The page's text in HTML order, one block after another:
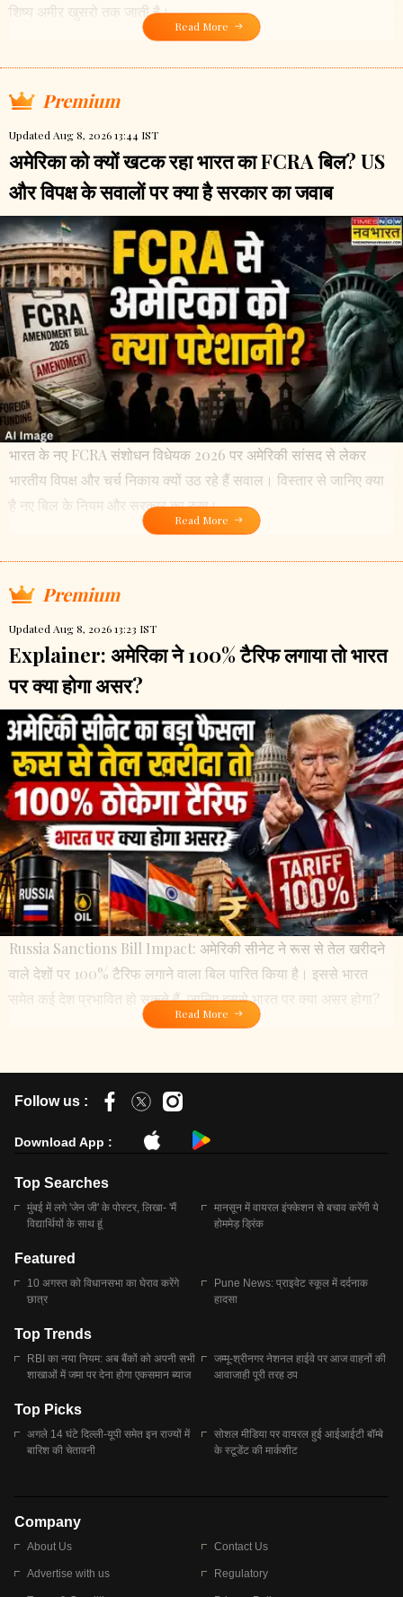
शिष्य अमीर खुसरो तक जाती है।
Read More
Premium
Updated Aug 8, 2026 13:44 IST
अमेरिका को क्यों खटक रहा भारत का FCRA बिल? US
और विपक्ष के सवालों पर क्या है सरकार का जवाब
भारत के नए FCRA संशोधन विधेयक 2026 पर अमेरिकी सांसद से लेकर
भारतीय विपक्ष और चर्च निकाय क्यों उठ रहे हैं सवाल। विस्तार से जानिए क्या
है नए बिल के नियम और सरकार का रुख।
Read More
Premium
Updated Aug 8, 2026 13:23 IST
Explainer: अमेरिका ने 100% टैरिफ लगाया तो भारत
पर क्या होगा असर?
Russia Sanctions Bill Impact: अमेरिकी सीनेट ने रूस से तेल खरीदने
वाले देशों पर 100% टैरिफ लगाने वाला बिल पारित किया है। इससे भारत
समेत कई देश प्रभावित हो सकते हैं, जानिए इससे भारत पर क्या असर होगा?
Read More
Follow us :
Download App :
Top Searches
मुंबई में लगे 'जेन जी' के पोस्टर, लिखा- 'मैं
विद्यार्थियों के साथ हूं
मानसून में वायरल इंफ्केशन से बचाव करेंगी ये
होममेड़ ड्रिंक
Featured
10 अगस्त को विधानसभा का घेराव करेंगे
छात्र
Pune News: प्राइवेट स्कूल में दर्दनाक
हादसा
Top Trends
RBI का नया नियम: अब बैंकों को अपनी सभी
शाखाओं में जमा पर देना होगा एकसमान ब्याज
जम्मू-श्रीनगर नेशनल हाईवे पर आज वाहनों की
आवाजाही पूरी तरह ठप
Top Picks
अगले 14 घंटे दिल्ली-यूपी समेत इन राज्यों में
बारिश की चेतावनी
सोशल मीडिया पर वायरल हुई आईआईटी बॉम्बे
के स्टूडेंट की मार्कशीट
Company
About Us Contact Us
Advertise with us Regulatory